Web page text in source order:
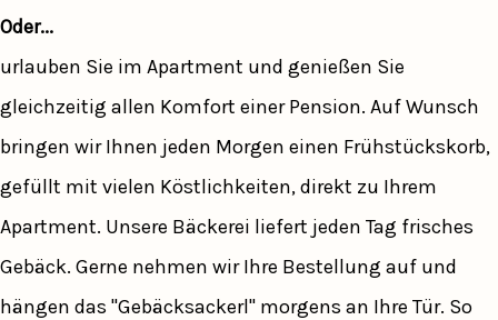
Oder...
urlauben Sie im Apartment und genießen Sie
gleichzeitig allen Komfort einer Pension. Auf Wunsch
bringen wir Ihnen jeden Morgen einen Frühstückskorb,
gefüllt mit vielen Köstlichkeiten, direkt zu Ihrem
Apartment. Unsere Bäckerei liefert jeden Tag frisches
Gebäck. Gerne nehmen wir Ihre Bestellung auf und
hängen das "Gebäcksackerl" morgens an Ihre Tür. So